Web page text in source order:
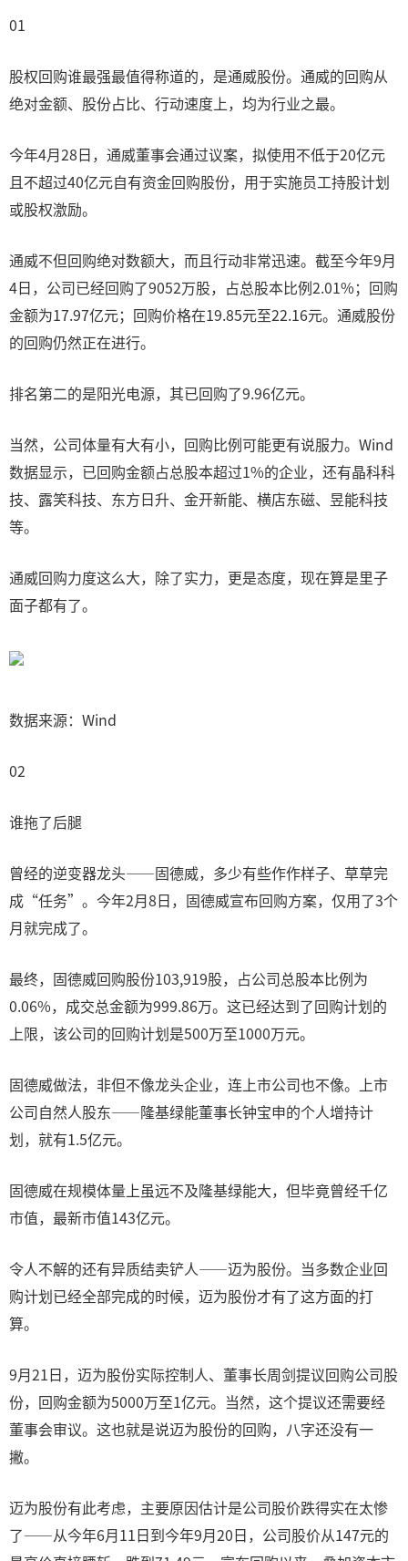
01
股权回购谁最强最值得称道的，是通威股份。通威的回购从
绝对金额、股份占比、行动速度上，均为行业之最。
今年4月28日，通威董事会通过议案，拟使用不低于20亿元
且不超过40亿元自有资金回购股份，用于实施员工持股计划
或股权激励。
通威不但回购绝对数额大，而且行动非常迅速。截至今年9月
4日，公司已经回购了9052万股，占总股本比例2.01%；回购
金额为17.97亿元；回购价格在19.85元至22.16元。通威股份
的回购仍然正在进行。
排名第二的是阳光电源，其已回购了9.96亿元。
当然，公司体量有大有小，回购比例可能更有说服力。Wind
数据显示，已回购金额占总股本超过1%的企业，还有晶科科
技、露笑科技、东方日升、金开新能、横店东磁、昱能科技
等。
通威回购力度这么大，除了实力，更是态度，现在算是里子
面子都有了。
数据来源：Wind
02
谁拖了后腿
曾经的逆变器龙头——固德威，多少有些作作样子、草草完
成“任务”。今年2月8日，固德威宣布回购方案，仅用了3个
月就完成了。
最终，固德威回购股份103,919股，占公司总股本比例为
0.06%，成交总金额为999.86万。这已经达到了回购计划的
上限，该公司的回购计划是500万至1000万元。
固德威做法，非但不像龙头企业，连上市公司也不像。上市
公司自然人股东——隆基绿能董事长钟宝申的个人增持计
划，就有1.5亿元。
固德威在规模体量上虽远不及隆基绿能大，但毕竟曾经千亿
市值，最新市值143亿元。
令人不解的还有异质结卖铲人——迈为股份。当多数企业回
购计划已经全部完成的时候，迈为股份才有了这方面的打
算。
9月21日，迈为股份实际控制人、董事长周剑提议回购公司股
份，回购金额为5000万至1亿元。当然，这个提议还需要经
董事会审议。这也就是说迈为股份的回购，八字还没有一
撇。
迈为股份有此考虑，主要原因估计是公司股价跌得实在太惨
了——从今年6月11日到今年9月20日，公司股价从147元的